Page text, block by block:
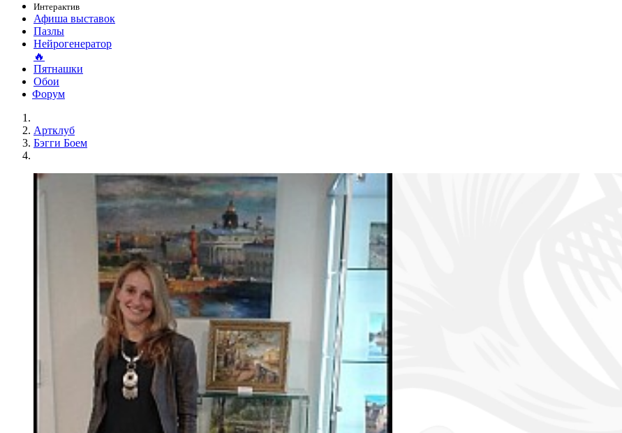
Интерактив
Афиша выставок
Пазлы
Нейрогенератор
🔥
Пятнашки
Обои
Форум
Артклуб
Бэгги Боем